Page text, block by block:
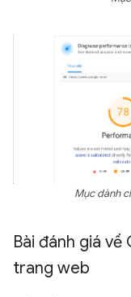
Mục dành
Bài đánh giá
trang web